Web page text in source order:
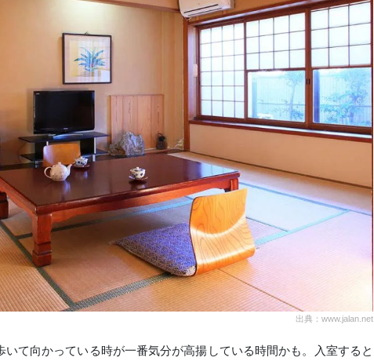
出典：www.jalan.net
て向かっている時が一番気分が高揚している時間かも。入室すると